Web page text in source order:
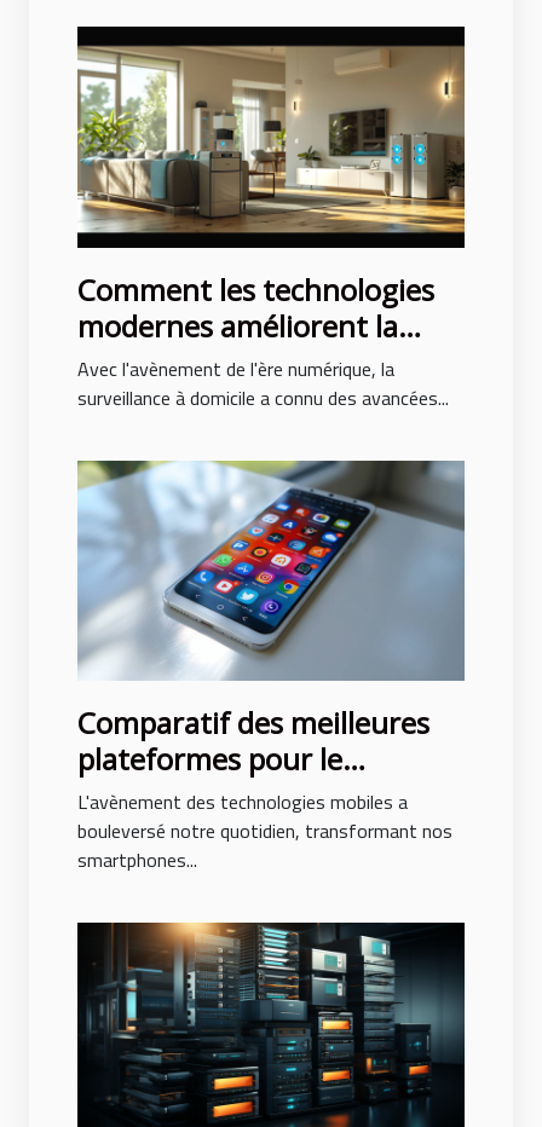
Comment les technologies
modernes améliorent la
surveillance à domicile
Avec l'avènement de l'ère numérique, la
surveillance à domicile a connu des avancées...
Comparatif des meilleures
plateformes pour le
développement
d'applications mobiles
L'avènement des technologies mobiles a
bouleversé notre quotidien, transformant nos
smartphones...